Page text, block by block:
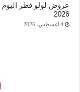
2026
4 أغسطس، 2026